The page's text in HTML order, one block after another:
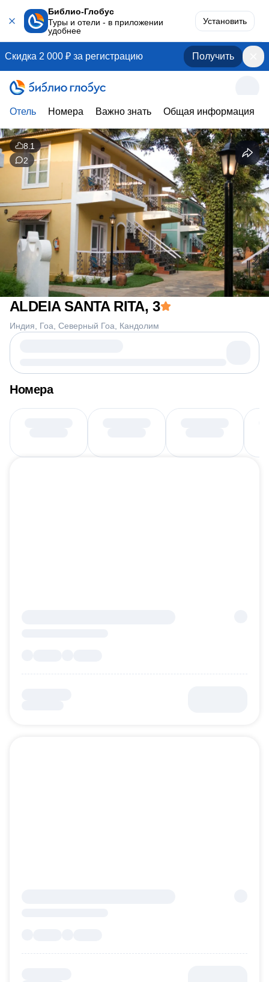
Библио-Глобус
Туры и отели - в приложении
удобнее
Установить
Скидка 2 000 ₽ за регистрацию Получить
Отель Номера Важно знать Общая информация
ALDEIA SANTA RITA, 3
Индия Гоа Северный Гоа Кандолим
8.1
2
Номера